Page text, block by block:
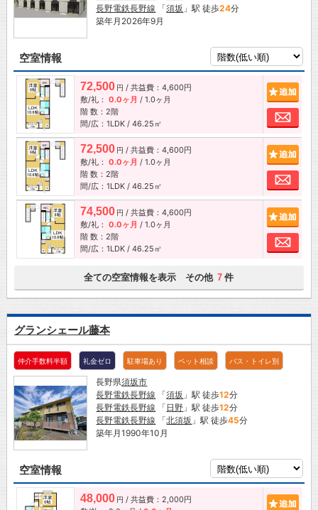
長野電鉄長野線 「須坂 」駅 徒歩24分
築年月2026年9月
空室情報
72,500 円 / 共益費：4,600円
敷/礼： 0.0ヶ月 / 1.0ヶ月
階 数：2階
間/広：1LDK / 46.25㎡
お
72,500 円 / 共益費：4,600円
敷/礼： 0.0ヶ月 / 1.0ヶ月
階 数：2階
間/広：1LDK / 46.25㎡
お
74,500 円 / 共益費：4,600円
敷/礼： 0.0ヶ月 / 1.0ヶ月
階 数：2階
間/広：1LDK / 46.25㎡
お
全ての空室情報を表示 その他 7 件
グランシェール藤本
仲介手数料半額 礼金ゼロ 駐車場あり ペット相談 バス・トイレ別
長野県須坂市
長野電鉄長野線 「須坂 」駅 徒歩12分
長野電鉄長野線 「 日野 」駅 徒歩12分
長野電鉄長野線 「北須坂 」駅 徒歩45分
築年月1990年10月
空室情報
48,000 円 / 共益費：2,000円